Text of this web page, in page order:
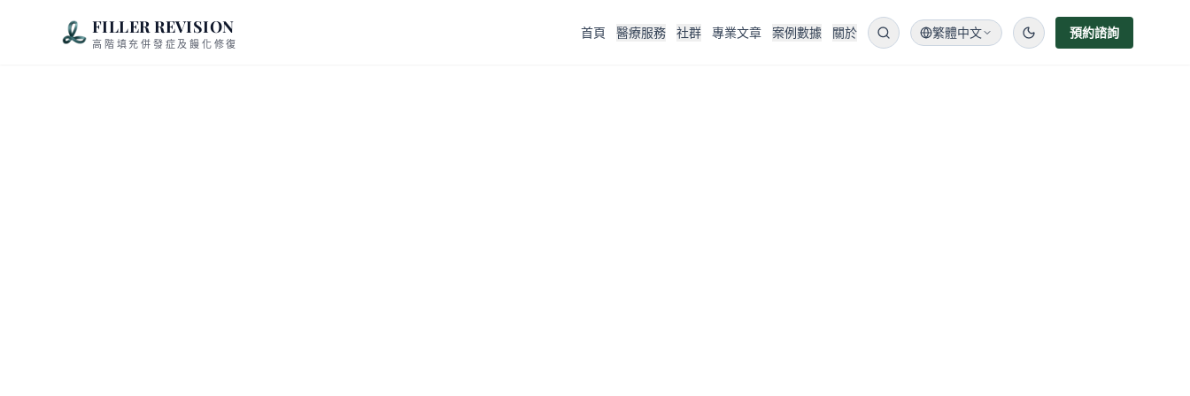
FILLER REVISION
高階填充併發症及饅化修復
首頁 醫療服務 社群 專業文章 案例數據 關於 繁體中文 預約諮詢